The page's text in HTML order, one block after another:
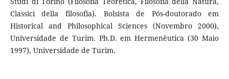
Classici della filosofia). Bolsista de Pós-doutorado em
Historical and Philosophical Sciences (Novembro 2000),
Universidade de Turim. Ph.D. em Hermenêutica (30 Maio
1997), Universidade de Turim.